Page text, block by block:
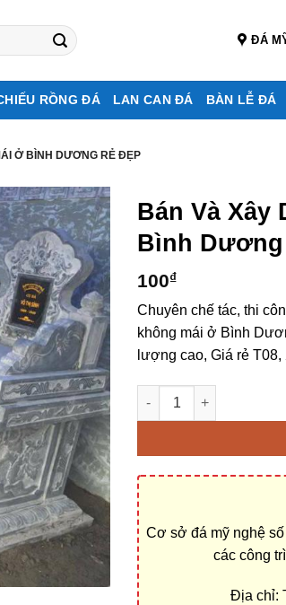
ĐÁ
RỒNG ĐÁ LAN CAN ĐÁ BÀN LỄ ĐÁ
Ở BÌNH DƯƠNG RẺ ĐẸP
Bán Và Xây
Bình Dương
100₫
Chuyên chế tác, thi
không mái ở Bình
lượng cao, Giá rẻ T08,
Bán và xây dựng, làm
Cơ sở đá mỹ nghệ
các công
Địa chỉ: